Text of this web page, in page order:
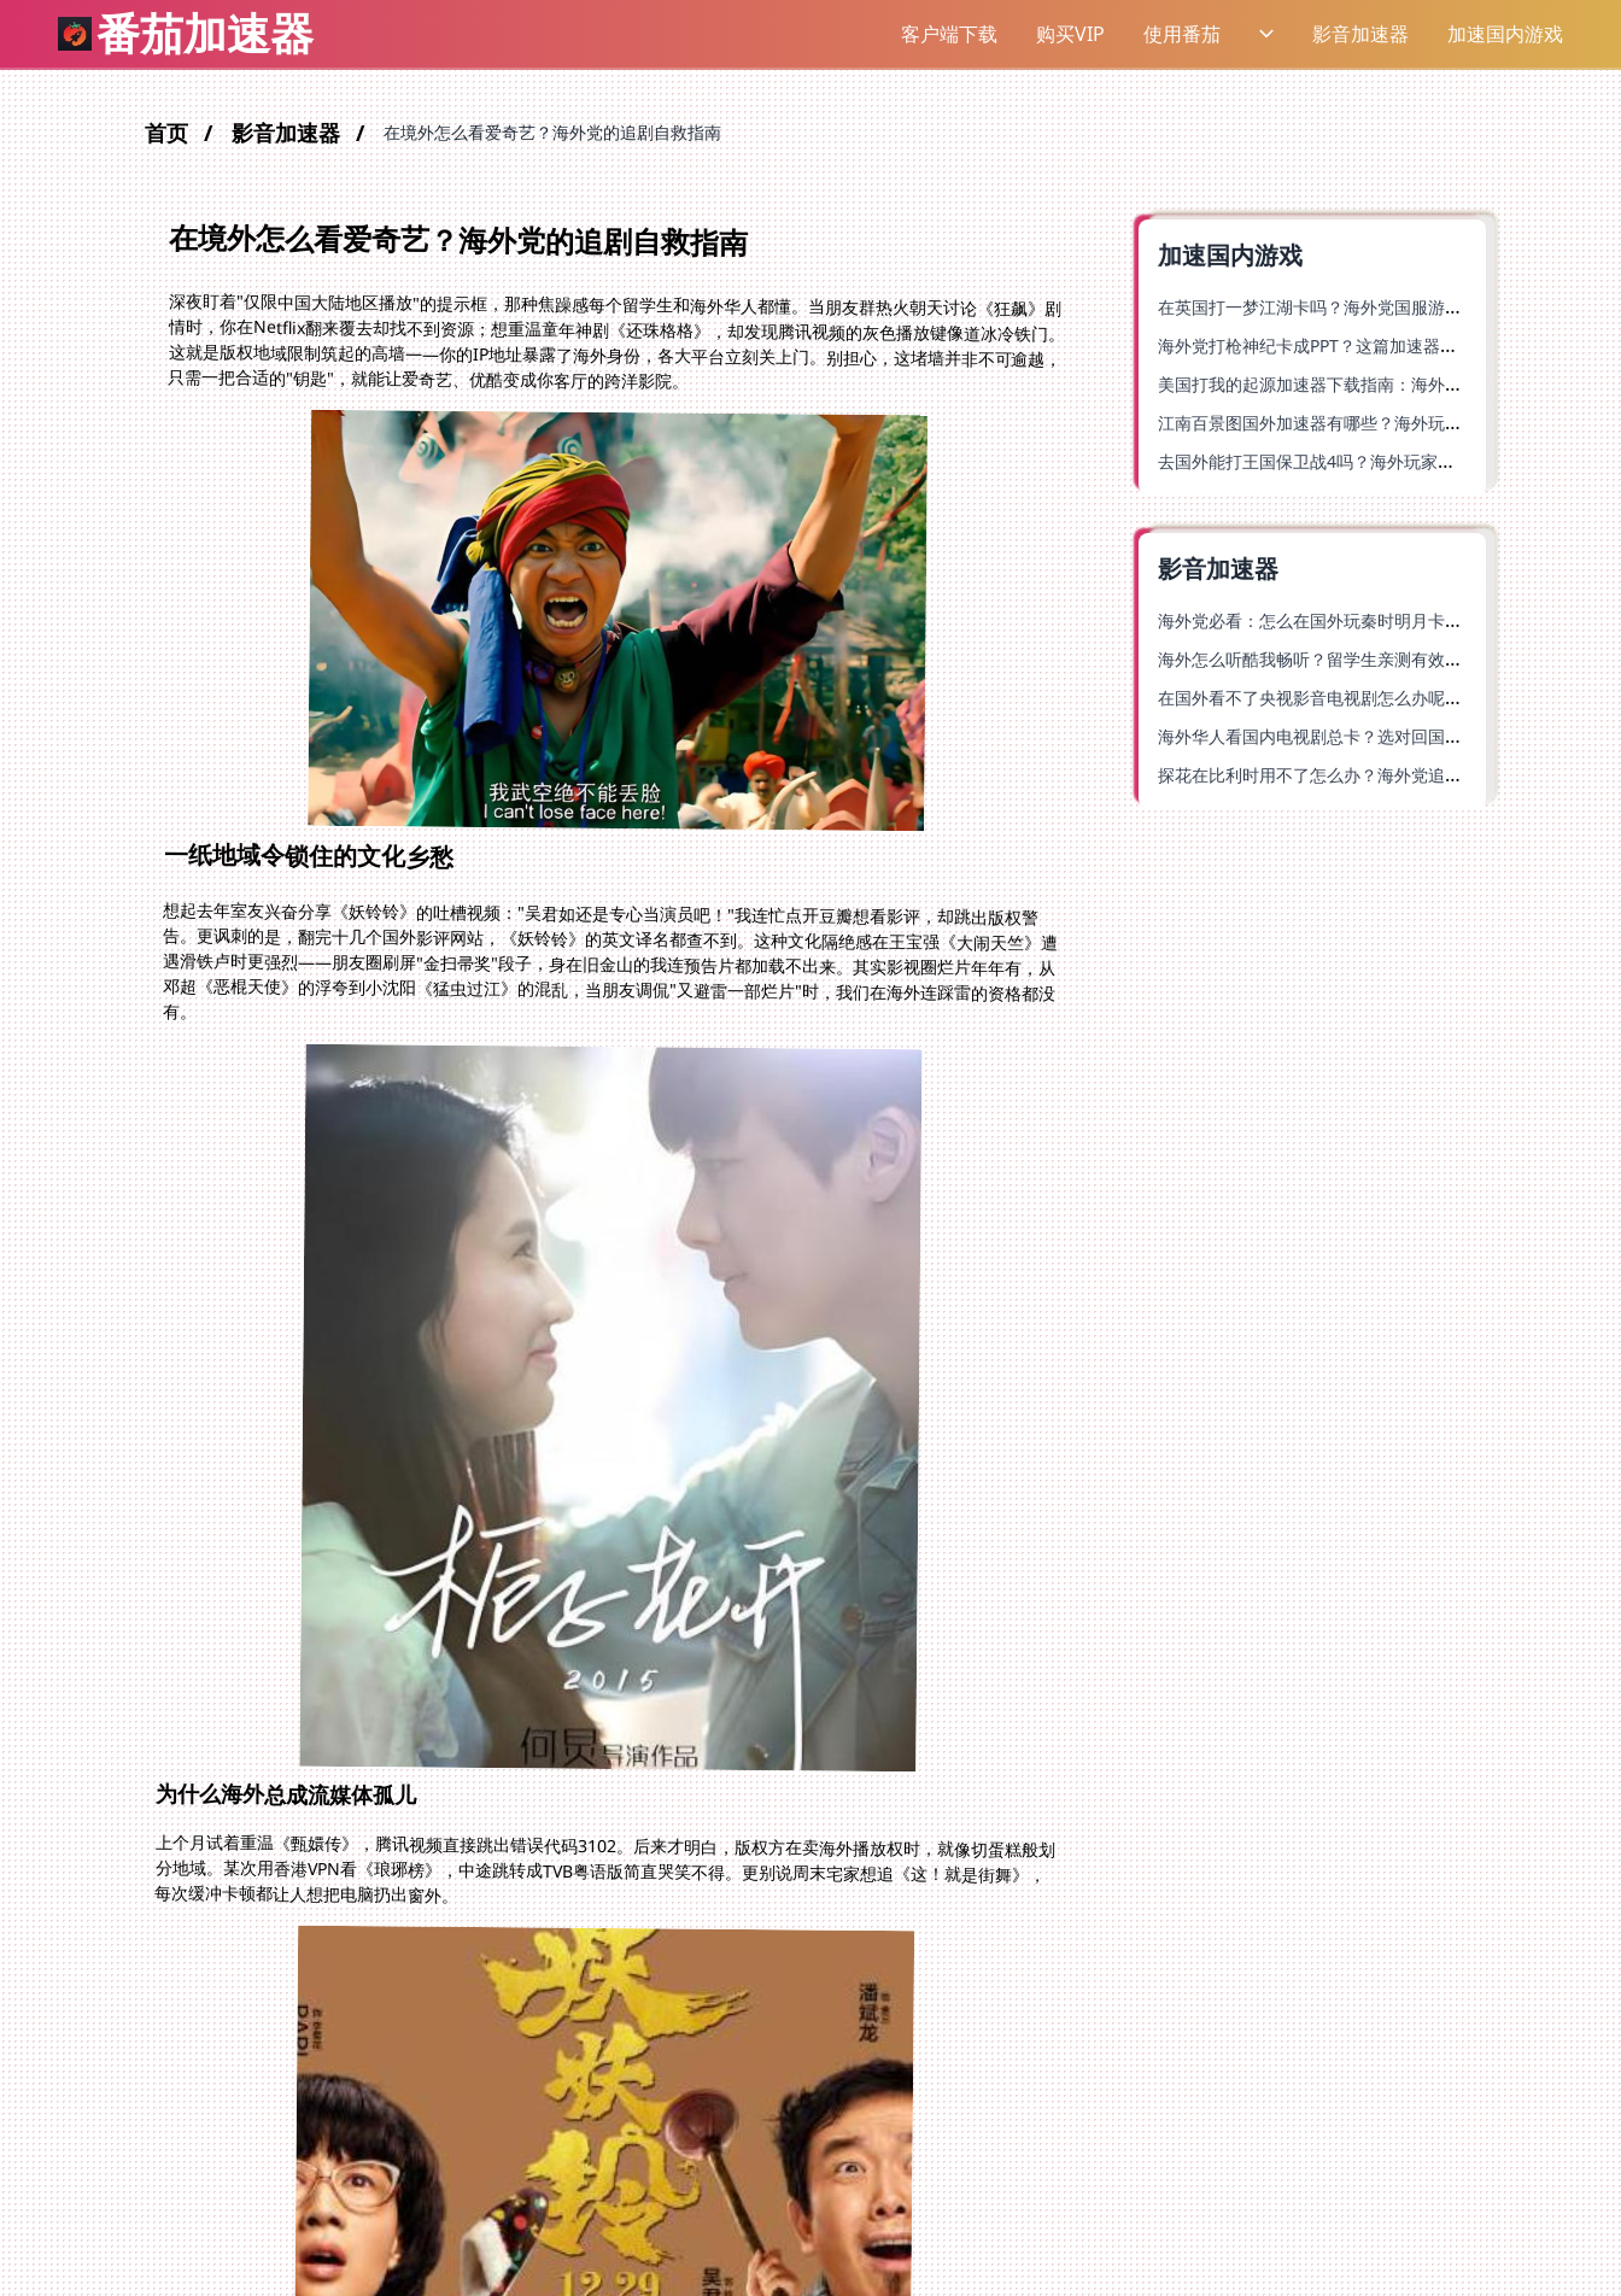
番茄加速器 客户端下载 购买VIP 使用番茄 影音加速器 加速国内游戏
首页 影音加速器 在境外怎么看爱奇艺？海外党的追剧自救指南
在境外怎么看爱奇艺？海外党的追剧自救指南
深夜盯着"仅限中国大陆地区播放"的提示框，那种焦躁感每个留学生和海外华人都懂。当朋友群热火朝天讨论《狂飙》剧
情时，你在Netflix翻来覆去却找不到资源；想重温童年神剧《还珠格格》，却发现腾讯视频的灰色播放键像道冰冷铁门。
这就是版权地域限制筑起的高墙——你的IP地址暴露了海外身份，各大平台立刻关上门。别担心，这堵墙并非不可逾越，
只需一把合适的"钥匙"，就能让爱奇艺、优酷变成你客厅的跨洋影院。
一纸地域令锁住的文化乡愁
想起去年室友兴奋分享《妖铃铃》的吐槽视频："吴君如还是专心当演员吧！"我连忙点开豆瓣想看影评，却跳出版权警
告。更讽刺的是，翻完十几个国外影评网站，《妖铃铃》的英文译名都查不到。这种文化隔绝感在王宝强《大闹天竺》遭
遇滑铁卢时更强烈——朋友圈刷屏"金扫帚奖"段子，身在旧金山的我连预告片都加载不出来。其实影视圈烂片年年有，从
邓超《恶棍天使》的浮夸到小沈阳《猛虫过江》的混乱，当朋友调侃"又避雷一部烂片"时，我们在海外连踩雷的资格都没
有。
为什么海外总成流媒体孤儿
上个月试着重温《甄嬛传》，腾讯视频直接跳出错误代码3102。后来才明白，版权方在卖海外播放权时，就像切蛋糕般划
分地域。某次用香港VPN看《琅琊榜》，中途跳转成TVB粤语版简直哭笑不得。更别说周末宅家想追《这！就是街舞》，
每次缓冲卡顿都让人想把电脑扔出窗外。
加速国内游戏
在英国打一梦江湖卡吗？海外党国服游戏不卡顿的终极解法
海外党打枪神纪卡成PPT？这篇加速器选择指南帮你丝滑上分
美国打我的起源加速器下载指南：海外玩国服游戏不再卡的终极方案
江南百景图国外加速器有哪些？海外玩家亲测好用的选择与避坑指南
去国外能打王国保卫战4吗？海外玩家国服游戏加速全攻略（附公主连结幻想江湖实测）
影音加速器
海外党必看：怎么在国外玩秦时明月卡牌版？附豆瓣EZCast地区限制破解法
海外怎么听酷我畅听？留学生亲测有效的华语内容解锁指南
在国外看不了央视影音电视剧怎么办呢？海外党亲测有效的回国加速方案
海外华人看国内电视剧总卡？选对回国加速器，还能解决菲律宾打不开反诈中心的问题
探花在比利时用不了怎么办？海外党追剧办事全攻略，选对加速器就够了